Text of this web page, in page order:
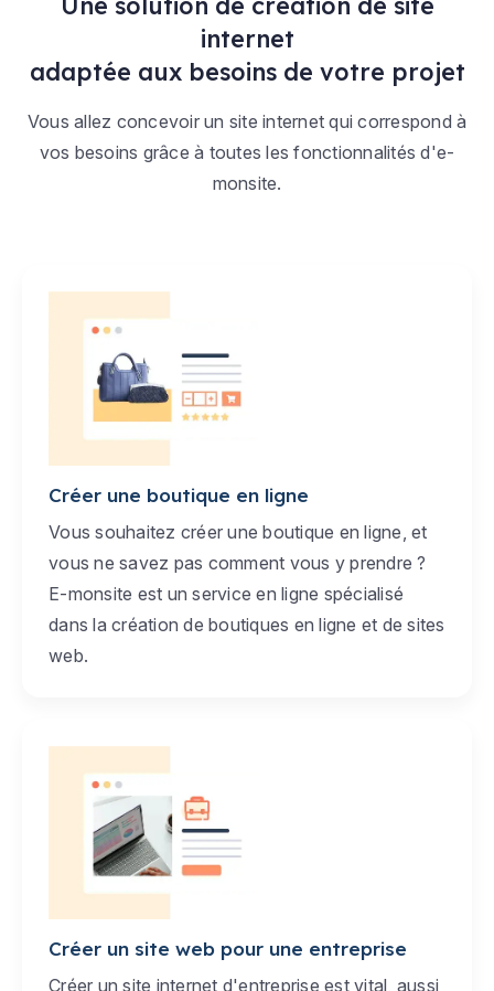
internet
adaptée aux besoins de votre projet
Vous allez concevoir un site internet qui correspond à
vos besoins grâce à toutes les fonctionnalités d'e-
monsite.
Créer une boutique en ligne
Vous souhaitez créer une boutique en ligne, et
vous ne savez pas comment vous y prendre ?
E-monsite est un service en ligne spécialisé
dans la création de boutiques en ligne et de sites
web.
Créer un site web pour une entreprise
Créer un site internet d'entreprise est vital, aussi